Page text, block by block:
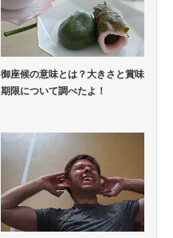
御座候の意味とは？大きさと賞味
期限について調べたよ！